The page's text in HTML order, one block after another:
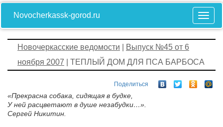
Novocherkassk-gorod.ru
Новочеркасские ведомости
Выпуск №45 от 6
ноября 2007 | ТЕПЛЫЙ ДОМ ДЛЯ ПСА БАРБОСА
Поделиться
«Прекрасна собака, сидящая в будке,
У ней расцветают в душе незабудки…».
Сергей Никитин.